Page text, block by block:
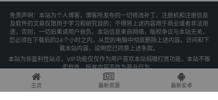
免责声明：本站为个人博客，博客所发布的一切修改补丁、注册机和注册信息
及软件的文章仅限用于学习和研究目的；不得将上述内容用于商业或者非法用
途，否则，一切后果请用户自负。本站信息来自网络，版权争议与本站无关，
您必须在下载后的24个小时之内，从您的电脑中彻底删除上述内容。访问和下
载本站内容，说明您已同意上述条款。
本站为非盈利性站点，VIP功能仅仅作为用户喜欢本站捐赠打赏功能，本站不贩
卖软件，所有内容不作为商业行为。
Copyright © 2025 果核剥壳 - 琼ICP备2021004479号-1
主页 最新资源 最新安卓